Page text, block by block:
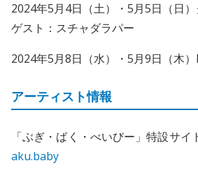
2024年5月4日（土）・5月5日（日
ゲスト：スチャダラパー
2024年5月8日（水）・5月9日（木
アーティスト情報
「ぶぎ・ばく・べいびー」特設サイ
aku.baby